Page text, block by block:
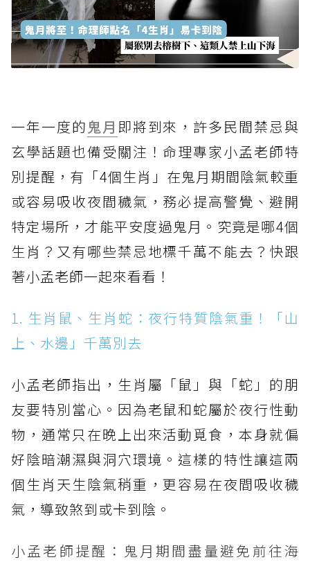
一年一度的鬼月 即將到來，許多民間禁忌與
玄學話題也備受關注！命理專家小孟老師特
別提醒，有「4個生肖」在鬼月期間陰氣較重
或容易吸收夜間穢氣，務必提高警覺、避開
特定場所，才能平安度過鬼月。究竟是哪4個
生肖？又有哪些禁忌地標千萬不能去？快跟
著小孟老師一起來看看！
1. 生肖鼠、生肖蛇：夜行特質陰氣重！「山
上、水邊」千萬別去
小孟老師指出，生肖屬「鼠」與「蛇」的朋
友要特別當心。因為老鼠和蛇屬於夜行性動
物，通常只在晚上出來活動覓食，本身就偏
好陰暗潮濕與洞穴環境。這樣的特性讓這兩
個生肖天生陰氣稍重，更容易在夜間吸收穢
氣，導致煞到或卡到陰。
小孟老師提醒：鬼月期間盡量避免前往海